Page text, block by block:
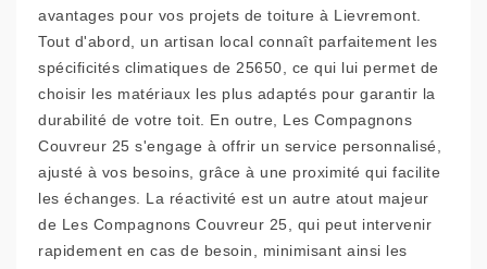
avantages pour vos projets de toiture à Lievremont.
Tout d'abord, un artisan local connaît parfaitement les
spécificités climatiques de 25650, ce qui lui permet de
choisir les matériaux les plus adaptés pour garantir la
durabilité de votre toit. En outre, Les Compagnons
Couvreur 25 s'engage à offrir un service personnalisé,
ajusté à vos besoins, grâce à une proximité qui facilite
les échanges. La réactivité est un autre atout majeur
de Les Compagnons Couvreur 25, qui peut intervenir
rapidement en cas de besoin, minimisant ainsi les